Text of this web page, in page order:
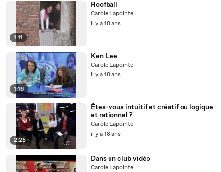
1:11
Roofball
Carole Lapointe
il y a 18 ans
1:16
Ken Lee
Carole Lapointe
il y a 18 ans
2:25
Êtes-vous intuitif et créatif ou logique
et rationnel ?
Carole Lapointe
il y a 18 ans
Dans un club vidéo
Carole Lapointe